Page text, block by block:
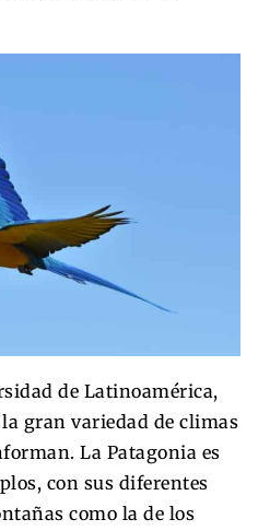
de Latinoamérica,
gran variedad de climas
La Patagonia es
con sus diferentes
como la de los